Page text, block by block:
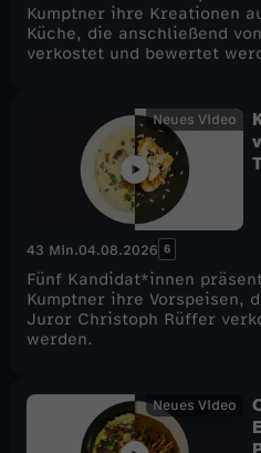
w
Kumptner ihre Kreationen
Küche, die anschließend
verkostet und bewertet
Neues Video
43 Min.04.08.2026 6
Fünf Kandidat*innen
Kumptner ihre Vorspeisen,
Juror Christoph Rüffer
werden.
Neues Video